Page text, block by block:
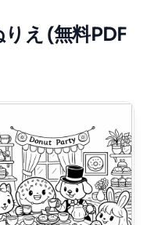
え (無料PDF